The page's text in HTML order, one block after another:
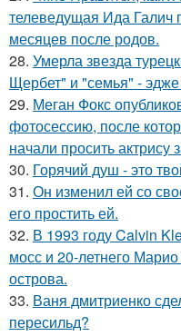
телеведущая Ида Галич
месяцев после родов.
28. Умерла звезда
Щербет" и "семья" -
29. Меган Фокс
фотосессию, после
начали просить актрису
30. Горячий душ - это
31. Он изменил ей со
его простить ей.
32. В 1993 году Calvin
мосс и 20-летнего
острова.
33. Ваня дмитриенко
пересильд?